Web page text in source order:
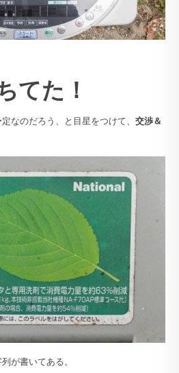
てた！
なのだろう、と目星をつけて、 交渉＆
が書いてある。